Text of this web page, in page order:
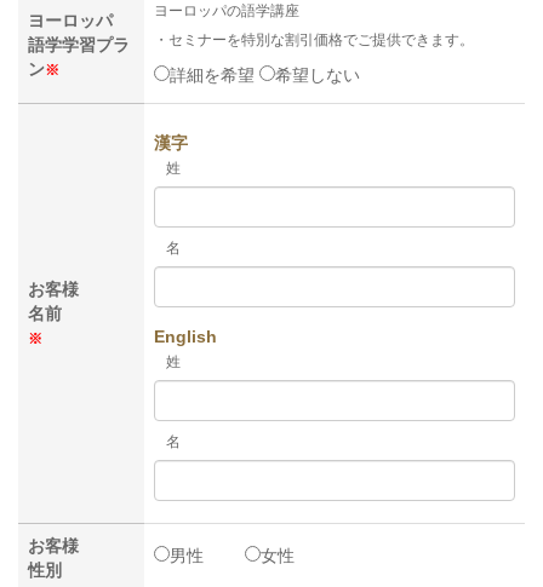
ヨーロッパ
語学学習プラ
ン※
ヨーロッパの語学講座
・セミナーを特別な割引価格でご提供できます。
詳細を希望 希望しない
お客様
名前
※
漢字
姓
名
English
姓
名
お客様
性別
男性 女性